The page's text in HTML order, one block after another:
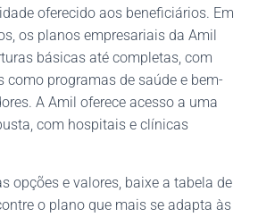
oferecido aos beneficiários. Em
os planos empresariais da Amil
básicas até completas, com
como programas de saúde e bem-
A Amil oferece acesso a uma
com hospitais e clínicas
opções e valores, baixe a tabela de
o plano que mais se adapta às